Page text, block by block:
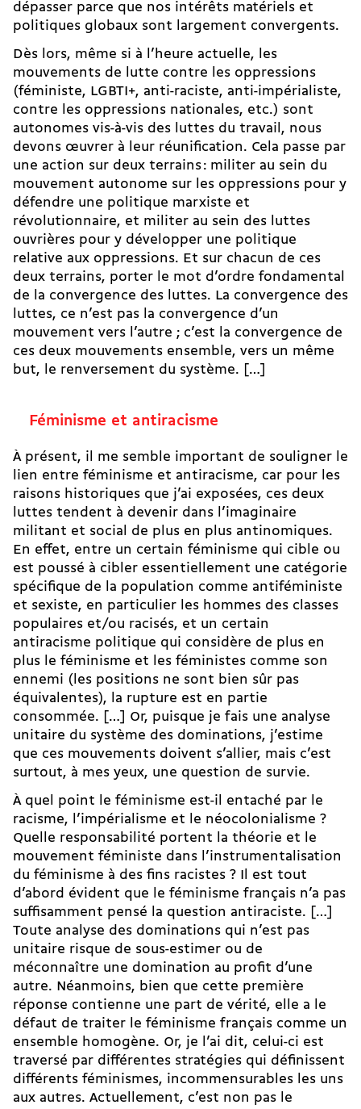
dépasser parce que nos intérêts matériels et
politiques globaux sont largement convergents.
Dès lors, même si à l’heure actuelle, les
mouvements de lutte contre les oppressions
(féministe, LGBTI+, anti-raciste, anti-impérialiste,
contre les oppressions nationales, etc.) sont
autonomes vis-à-vis des luttes du travail, nous
devons œuvrer à leur réunification. Cela passe par
une action sur deux terrains : militer au sein du
mouvement autonome sur les oppressions pour y
défendre une politique marxiste et
révolutionnaire, et militer au sein des luttes
ouvrières pour y développer une politique
relative aux oppressions. Et sur chacun de ces
deux terrains, porter le mot d’ordre fondamental
de la convergence des luttes. La convergence des
luttes, ce n’est pas la convergence d’un
mouvement vers l’autre ; c’est la convergence de
ces deux mouvements ensemble, vers un même
but, le renversement du système. […]
Féminisme et antiracisme
À présent, il me semble important de souligner le
lien entre féminisme et antiracisme, car pour les
raisons historiques que j’ai exposées, ces deux
luttes tendent à devenir dans l’imaginaire
militant et social de plus en plus antinomiques.
En effet, entre un certain féminisme qui cible ou
est poussé à cibler essentiellement une catégorie
spécifique de la population comme antiféministe
et sexiste, en particulier les hommes des classes
populaires et/ou racisés, et un certain
antiracisme politique qui considère de plus en
plus le féminisme et les féministes comme son
ennemi (les positions ne sont bien sûr pas
équivalentes), la rupture est en partie
consommée. […] Or, puisque je fais une analyse
unitaire du système des dominations, j’estime
que ces mouvements doivent s’allier, mais c’est
surtout, à mes yeux, une question de survie.
À quel point le féminisme est-il entaché par le
racisme, l’impérialisme et le néocolonialisme ?
Quelle responsabilité portent la théorie et le
mouvement féministe dans l’instrumentalisation
du féminisme à des fins racistes ? Il est tout
d’abord évident que le féminisme français n’a pas
suffisamment pensé la question antiraciste. […]
Toute analyse des dominations qui n’est pas
unitaire risque de sous-estimer ou de
méconnaître une domination au profit d’une
autre. Néanmoins, bien que cette première
réponse contienne une part de vérité, elle a le
défaut de traiter le féminisme français comme un
ensemble homogène. Or, je l’ai dit, celui-ci est
traversé par différentes stratégies qui définissent
différents féminismes, incommensurables les uns
aux autres. Actuellement, c’est non pas le